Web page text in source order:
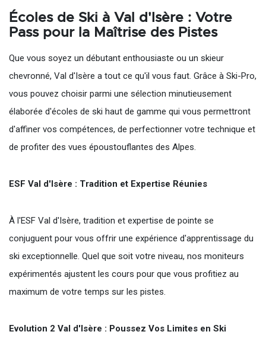
Écoles de Ski à Val d'Isère : Votre
Pass pour la Maîtrise des Pistes
Que vous soyez un débutant enthousiaste ou un skieur
chevronné, Val d'Isère a tout ce qu'il vous faut. Grâce à Ski-Pro,
vous pouvez choisir parmi une sélection minutieusement
élaborée d'écoles de ski haut de gamme qui vous permettront
d'affiner vos compétences, de perfectionner votre technique et
de profiter des vues époustouflantes des Alpes.
ESF Val d'Isère : Tradition et Expertise Réunies
À l'ESF Val d'Isère, tradition et expertise de pointe se
conjuguent pour vous offrir une expérience d'apprentissage du
ski exceptionnelle. Quel que soit votre niveau, nos moniteurs
expérimentés ajustent les cours pour que vous profitiez au
maximum de votre temps sur les pistes.
Evolution 2 Val d'Isère : Poussez Vos Limites en Ski